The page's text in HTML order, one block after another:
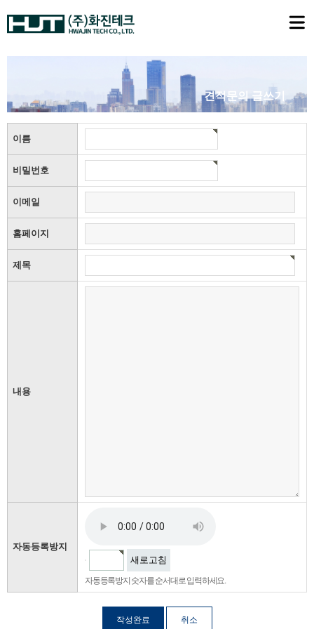
견적문의 글쓰기
이름
비밀번호
이메일
홈페이지
제목
내용
자동등록방지
새로고침
자동등록방지 숫자를 순서대로 입력하세요.
취소